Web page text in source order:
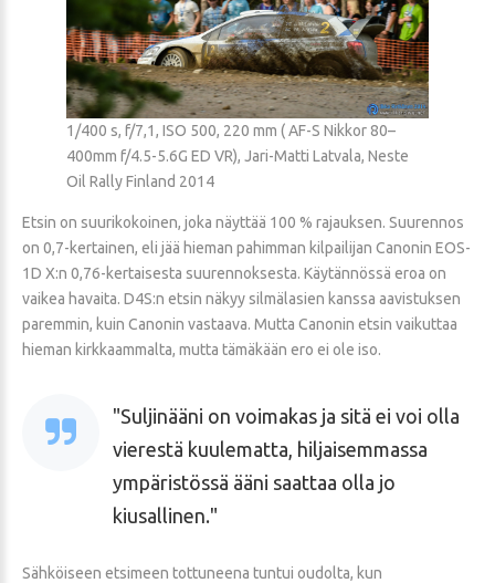
1/400 s, f/7,1, ISO 500, 220 mm ( AF-S Nikkor 80–
400mm f/4.5-5.6G ED VR), Jari-Matti Latvala, Neste
Oil Rally Finland 2014
Etsin on suurikokoinen, joka näyttää 100 % rajauksen. Suurennos
on 0,7-kertainen, eli jää hieman pahimman kilpailijan Canonin EOS-
1D X:n 0,76-kertaisesta suurennoksesta. Käytännössä eroa on
vaikea havaita. D4S:n etsin näkyy silmälasien kanssa aavistuksen
paremmin, kuin Canonin vastaava. Mutta Canonin etsin vaikuttaa
hieman kirkkaammalta, mutta tämäkään ero ei ole iso.
Suljinääni on voimakas ja sitä ei voi olla
vierestä kuulematta, hiljaisemmassa
ympäristössä ääni saattaa olla jo
kiusallinen.
Sähköiseen etsimeen tottuneena tuntui oudolta, kun